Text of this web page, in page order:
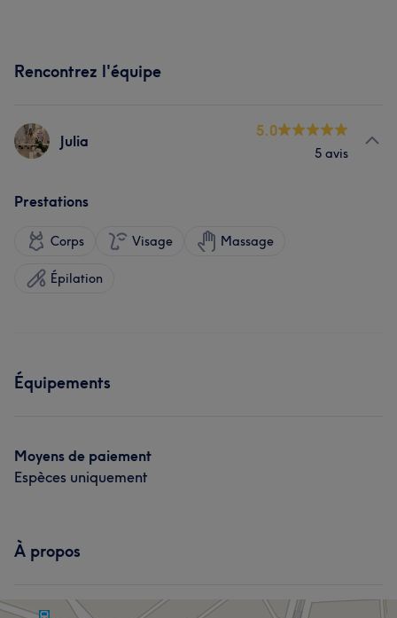
Rencontrez l'équipe
Julia
5.0
5 avis
Prestations
Corps Visage Massage
Épilation
Équipements
Moyens de paiement
Espèces uniquement
À propos